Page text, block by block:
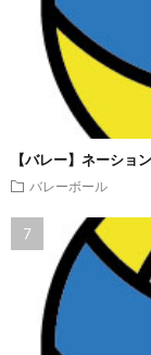
【バレー】ネーショ
バレーボール